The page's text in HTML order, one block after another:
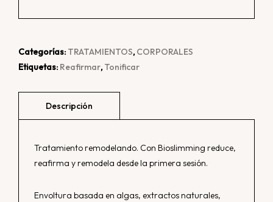
Categorías: TRATAMIENTOS, CORPORALES
Etiquetas: Reafirmar, Tonificar
Tratamiento remodelando. Con Bioslimming reduce,
reafirma y remodela desde la primera sesión.
Envoltura basada en algas, extractos naturales,